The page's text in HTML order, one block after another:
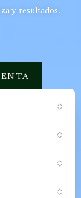
y resultados.